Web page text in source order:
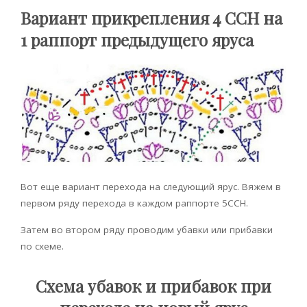
Вариант прикрепления 4 ССН на
1 раппорт предыдущего яруса
Вот еще вариант перехода на следующий ярус. Вяжем в
первом ряду перехода в каждом раппорте 5ССН.
Затем во втором ряду проводим убавки или прибавки
по схеме.
Схема убавок и прибавок при